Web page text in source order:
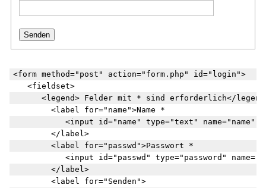
Senden
<form method="post" action="form.php" id="login">
   <fieldset>
<legend> Felder mit * sind erforderlich</
        <label for="name">Name *
<input id="name" type="text" name="name"
        </label>
        <label for="passwd">Passwort *
<input id="passwd" type="password"
        </label>
        <label for="Senden">